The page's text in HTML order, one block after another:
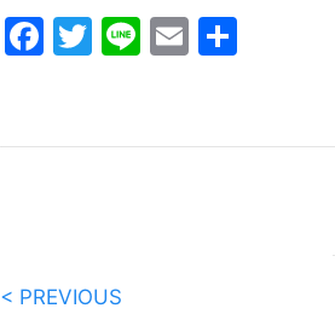
Facebook
Twitter
LineEmail
< PREVIOUS